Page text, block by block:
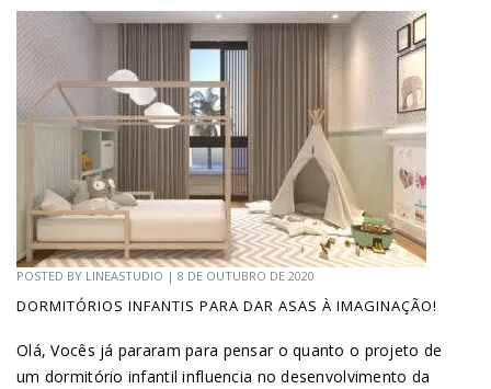
POSTED BY LINEASTUDIO | 8 DE OUTUBRO DE 2020
DORMITÓRIOS INFANTIS PARA DAR ASAS À IMAGINAÇÃO!
Olá, Vocês já pararam para pensar o quanto o projeto de
um dormitório infantil influencia no desenvolvimento da